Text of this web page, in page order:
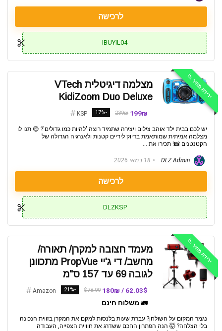
לרכישה
IBUYIL04
ירידת מחיר 📉
מצלמה דיגיטלית VTech
KidiZoom Duo Deluxe
199₪
239₪
-17%
KSP
יש לכם בבית ילד אוהב צילום ויצירה שתמיד רוצה 'להיות כמו גדולים'? 😊 תנו לו
מצלמה אמיתית שמותאמת בדיוק לידיים קטנות ולאנרגיה הגדולה של
הקטנטנים 📸! תכירו את ...
18 במאי 2026
לרכישה
DLZKSP
ירידת מחיר 📉
מעמד חצובה למקרן/ תאורה/
מחשב/ די ג'יי PropVue מתכוונן
לגובה 69 עד 157 ס"מ
62.03$ / 180₪
$78.99
-21%
Amazon
🚛 משלוח חינם
נגמר המקום על השולחן? עברת שעות בלנסות למקם את המקרן בזווית הנכונה
בלי הצלחה? 🤯 הנה הפתרון החכם ששדרג את חוויית הצפייה, העבודה